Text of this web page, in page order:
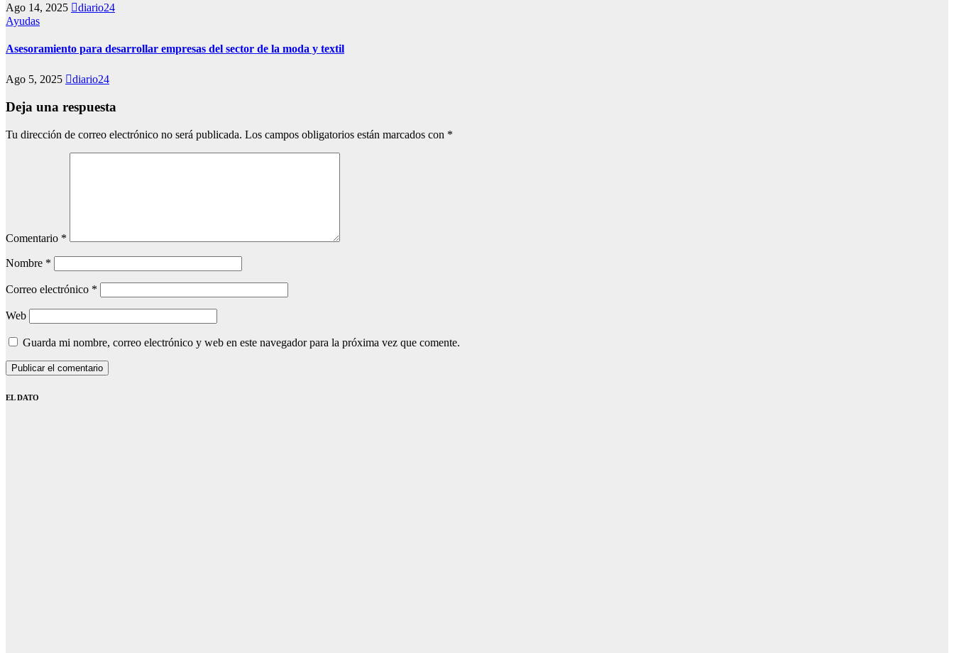
Ago 14, 2025
diario24
Ayudas
Asesoramiento para desarrollar empresas del sector de la moda y textil
Ago 5, 2025 diario24
Deja una respuesta
Tu dirección de correo electrónico no será publicada. Los campos obligatorios están marcados con *
Comentario *
Nombre *
Correo electrónico *
Web
Guarda mi nombre, correo electrónico y web en este navegador para la próxima vez que comente.
EL DATO